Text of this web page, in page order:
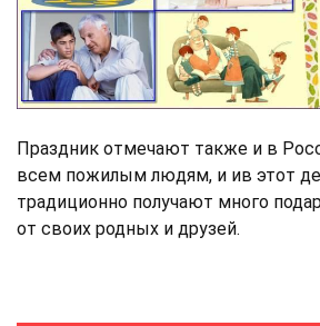
Праздник отмечают также и в
всем пожилым людям, и ив этот
традиционно получают много
от своих родных и друзей.